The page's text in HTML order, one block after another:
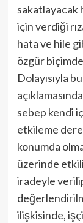
sakatlayacak
için verdiği
hata ve hile
özgür
Dolayısıyla
sebep kendi
etkileme
konumda
üzerinde
iradeyle
ilişkisinde,